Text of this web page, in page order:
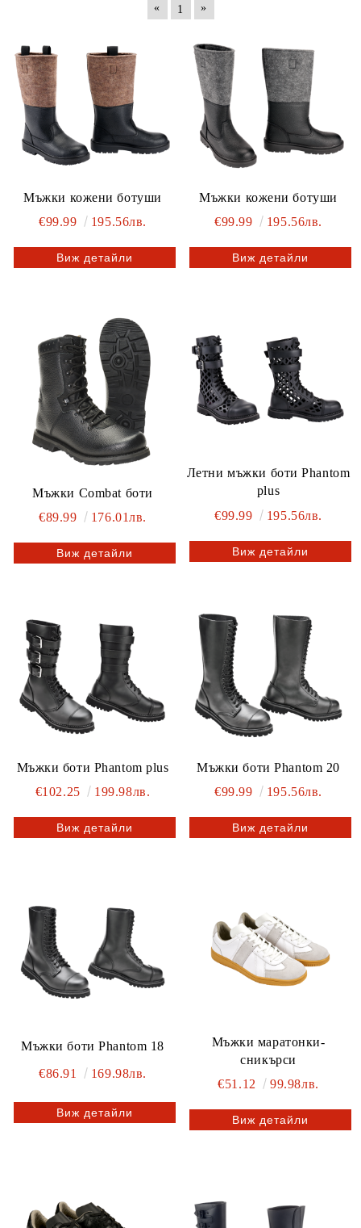
« 1 »
Мъжки кожени ботуши
€99.99
195.56лв.
Виж детайли
Мъжки кожени ботуши
€99.99
195.56лв.
Виж детайли
Мъжки Combat боти
€89.99
176.01лв.
Виж детайли
Летни мъжки боти Phantom
plus
€99.99
195.56лв.
Виж детайли
Мъжки боти Phantom plus
€102.25
199.98лв.
Виж детайли
Мъжки боти Phantom 20
€99.99
195.56лв.
Виж детайли
Мъжки боти Phantom 18
€86.91 169.98лв.
Виж детайли
Мъжки маратонки-
сникърси
€51.12
99.98лв.
Виж детайли